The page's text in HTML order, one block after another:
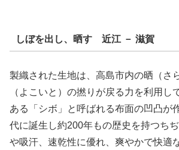
しぼを出し、晒す 近江 － 滋賀
製織された生地は、高島市内の晒（さ
（よこいと）の撚りが戻る力を利用し
ある「シボ」と呼ばれる布面の凹凸が
代に誕生し約200年もの歴史を持つち
や吸汗、速乾性に優れ、爽やかで快適